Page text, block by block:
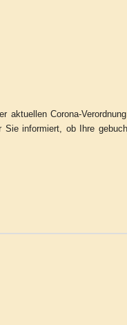
aktuellen Corona-
informiert, ob Ihre